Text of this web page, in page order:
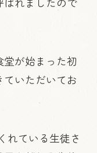
が始まった初
いただいてお
れている生徒さ